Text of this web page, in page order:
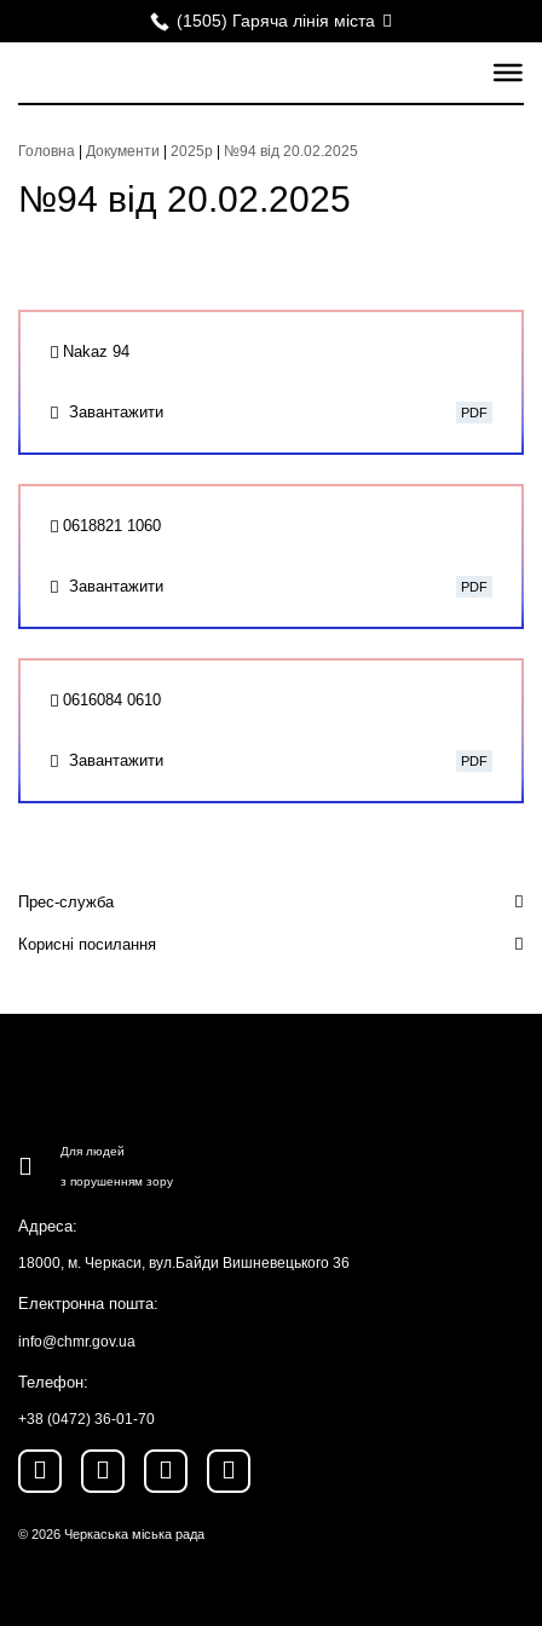
(1505) Гаряча лінія міста
Головна Документи 2025р №94 від 20.02.2025
№94 від 20.02.2025
Nakaz 94
Завантажити PDF
0618821 1060
Завантажити PDF
0616084 0610
Завантажити PDF
Прес-служба
Корисні посилання
Для людей
з порушенням зору
Адреса:
18000, м. Черкаси, вул.Байди Вишневецького 36
Електронна пошта:
info@chmr.gov.ua
Телефон:
+38 (0472) 36-01-70
© 2026 Черкаська міська рада